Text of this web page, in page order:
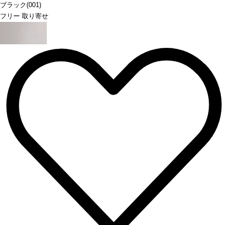
ブラック(001)
フリー 取り寄せ